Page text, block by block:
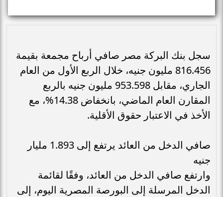
سجل بنك البركة مصر صافي أرباح مجمعة بقيمة
816.456 مليون جنيه، خلال الربع الأول من العام
الجاري، مقابل 953.598 مليون جنيه بالربع
المقارن العام الماضي، بانخفاض 14.38%، مع
الأخذ في الاعتبار حقوق الأقلية.
صافي الدخل من العائد يرتفع إلى 1.893 مليار
جنيه
وارتفع صافي الدخل من العائد، وفقًا لقائمة
الدخل المرسلة إلى البورصة المصرية اليوم، إلى